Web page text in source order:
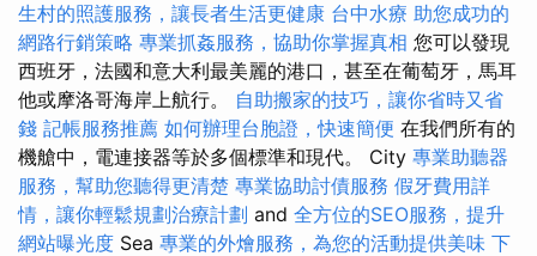
生村的照護服務，讓長者生活更健康 台中水療 助您成功的
網路行銷策略 專業抓姦服務，協助你掌握真相 您可以發現
西班牙，法國和意大利最美麗的港口，甚至在葡萄牙，馬耳
他或摩洛哥海岸上航行。 自助搬家的技巧，讓你省時又省
錢 記帳服務推薦 如何辦理台胞證，快速簡便 在我們所有的
機艙中，電連接器等於多個標準和現代。 City 專業助聽器
服務，幫助您聽得更清楚 專業協助討債服務 假牙費用詳
情，讓你輕鬆規劃治療計劃 and 全方位的SEO服務，提升
網站曝光度 Sea 專業的外燴服務，為您的活動提供美味 下